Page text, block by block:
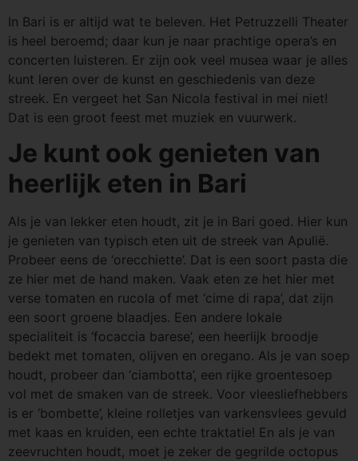
In Bari is er altijd wat te beleven. Het Petruzzelli Theater
is heel beroemd; daar kun je naar prachtige opera’s en
concerten luisteren. Er zijn ook veel musea waar je alles
kunt leren over de kunst en geschiedenis van deze
streek. En vergeet het San Nicola festival in mei niet!
Dat is een groot feest met muziek en vuurwerk.
Je kunt ook genieten van
heerlijk eten in Bari
Als je van lekker eten houdt, zit je in Bari goed. Hier kun
je genieten van typisch eten uit de streek van Apulië.
Probeer eens de ‘orecchiette’. Dat is een soort pasta die
ze hier met de hand maken. Vaak eten ze het hier met
verse tomaten en rucola of met ‘cime di rapa’, dat zijn
een soort groene blaadjes. Een andere lokale
specialiteit is ‘focaccia barese’, een heerlijk broodje
bedekt met tomaten, olijven en oregano. Als je van soep
houdt, probeer dan ‘ciambotta’, een rijke groentesoep
vol met de smaken van de streek. Voor vleesliefhebbers
is er ‘bombette’, kleine rolletjes van varkensvlees gevuld
met kaas en kruiden, een echte traktatie! En als je van
zeevruchten houdt, moet je zeker de gegrilde octopus